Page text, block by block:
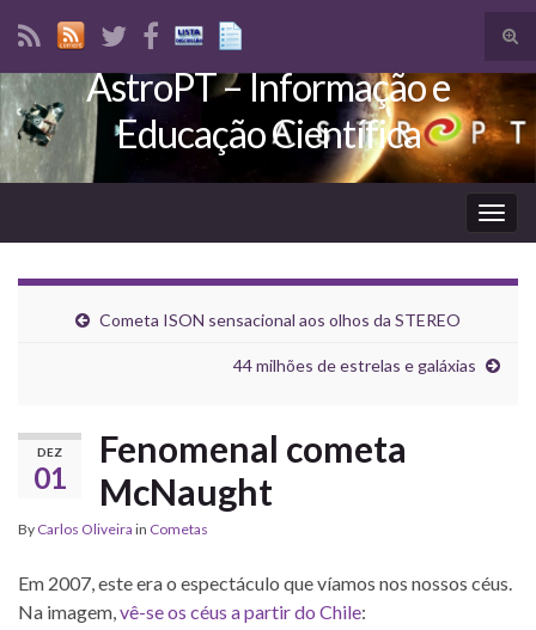
Search for:
AstroPT – Informação e
Educação Científica
Cometa ISON sensacional aos olhos da STEREO
44 milhões de estrelas e galáxias
DEZ
01
Fenomenal cometa
McNaught
By Carlos Oliveira in Cometas
Em 2007, este era o espectáculo que víamos nos nossos céus.
Na imagem,vê-se os céus a partir do Chile: